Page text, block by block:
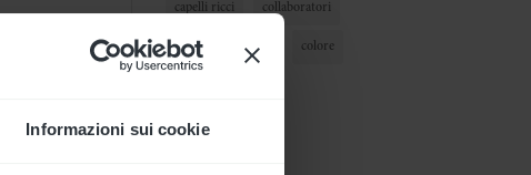
Informazioni sui cookie
capelli ricci collaboratori
colorazione capelli colore
color plant flower